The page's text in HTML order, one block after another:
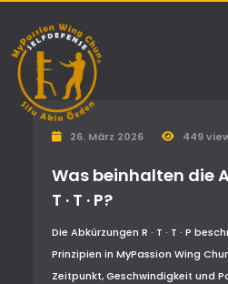
26. März 2026 449
Was beinhalten die
T · T · P?
Die Abkürzungen R · T · T · P
Prinzipien in MyPassion Wing
Zeitpunkt, Geschwindigkeit und